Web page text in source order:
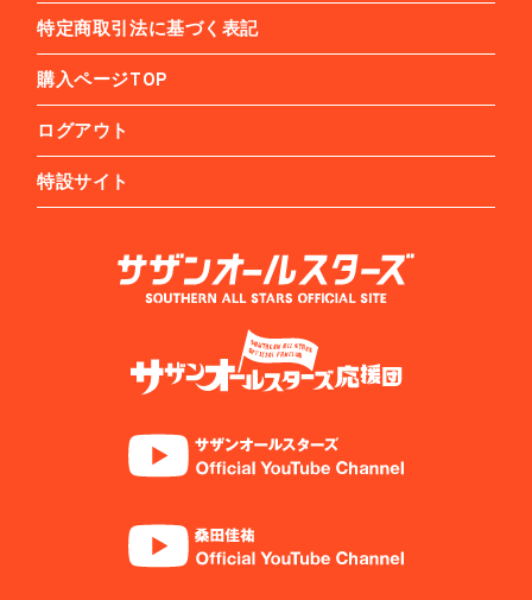
特定商取引法に基づく表記
購入ページTOP
ログアウト
特設サイト